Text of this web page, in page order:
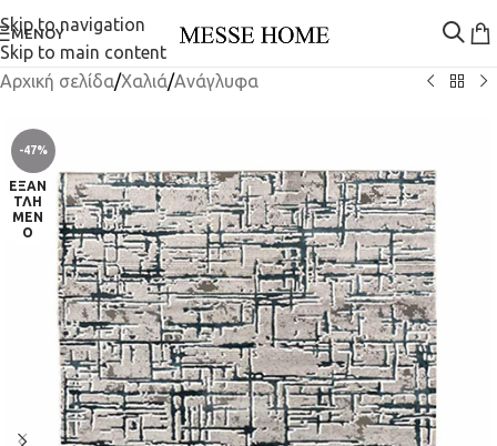
Skip to navigation
Skip to main content
ΜΕΝΟΎ
Αρχική σελίδα/Χαλιά/Ανάγλυφα
-47%
ΕΞΑΝ
ΤΛΗ
ΜΈΝ
Ο